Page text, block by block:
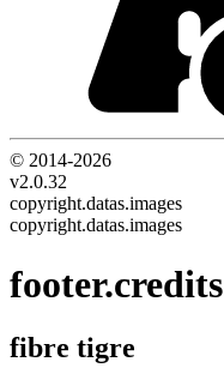
© 2014-2026
v2.0.32
copyright.datas.images
copyright.datas.images
footer.credits
fibre tigre